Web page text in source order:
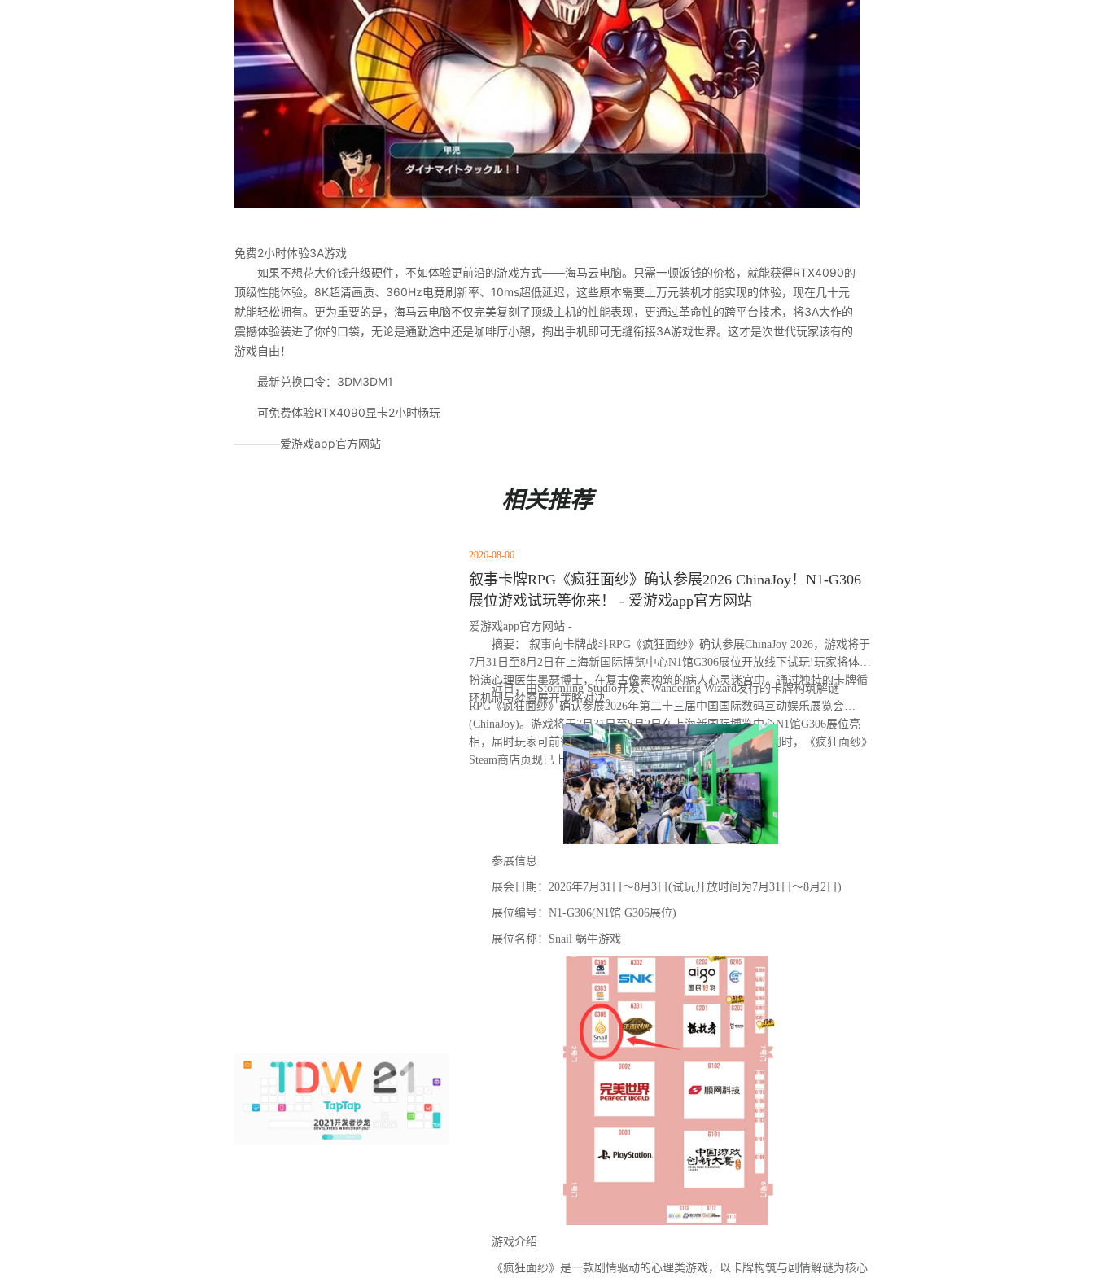
免费2小时体验3A游戏
如果不想花大价钱升级硬件，不如体验更前沿的游戏方式——海马云电脑。只需一顿饭钱的价格，就能获得RTX4090的
顶级性能体验。8K超清画质、360Hz电竞刷新率、10ms超低延迟，这些原本需要上万元装机才能实现的体验，现在几十元
就能轻松拥有。更为重要的是，海马云电脑不仅完美复刻了顶级主机的性能表现，更通过革命性的跨平台技术，将3A大作的
震撼体验装进了你的口袋，无论是通勤途中还是咖啡厅小憩，掏出手机即可无缝衔接3A游戏世界。这才是次世代玩家该有的
游戏自由！
最新兑换口令：3DM3DM1
可免费体验RTX4090显卡2小时畅玩
————爱游戏app官方网站
相关推荐
2026-08-06
叙事卡牌RPG《疯狂面纱》确认参展2026 ChinaJoy！N1-G306
展位游戏试玩等你来！ - 爱游戏app官方网站
爱游戏app官方网站 -
摘要： 叙事向卡牌战斗RPG《疯狂面纱》确认参展ChinaJoy 2026，游戏将于
7月31日至8月2日在上海新国际博览中心N1馆G306展位开放线下试玩!玩家将体验
扮演心理医生墨瑟博士，在复古像素构筑的病人心灵迷宫中，通过独特的卡牌循
环机制与梦魇展开策略对决。
近日，由Stormling Studio开发、Wandering Wizard发行的卡牌构筑解谜
RPG《疯狂面纱》确认参展2026年第二十三届中国国际数码互动娱乐展览会
(ChinaJoy)。游戏将于7月31日至8月2日在上海新国际博览中心N1馆G306展位亮
相，届时玩家可前往蜗牛游戏展台亲身体验试玩Demo。与此同时，《疯狂面纱》
Steam商店页现已上线，玩家可提前加入愿望单。
参展信息
展会日期：2026年7月31日～8月3日(试玩开放时间为7月31日～8月2日)
展位编号：N1-G306(N1馆 G306展位)
展位名称：Snail 蜗牛游戏
游戏介绍
《疯狂面纱》是一款剧情驱动的心理类游戏，以卡牌构筑与剧情解谜为核心